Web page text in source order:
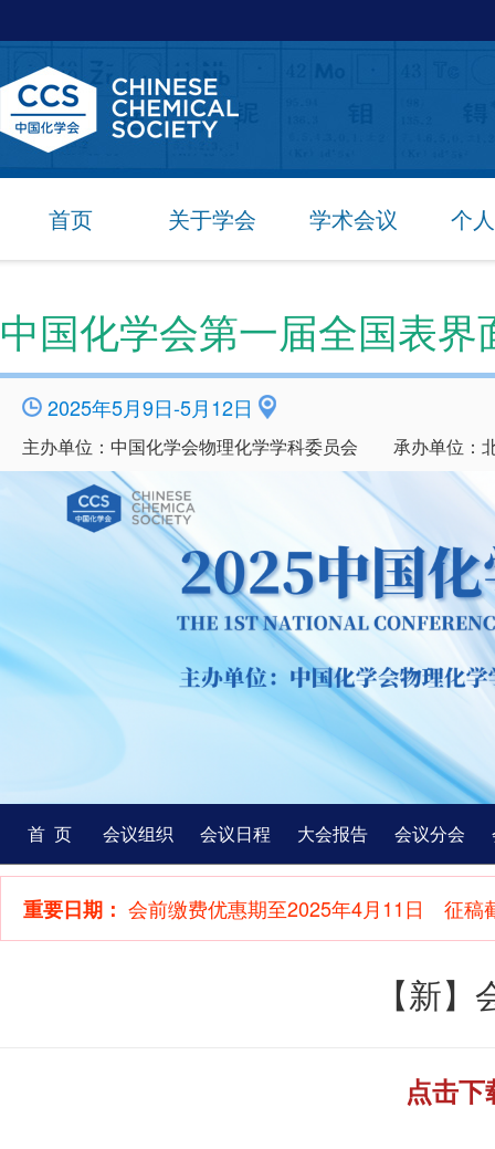
首页 关于学会 学术会议 个
中国化学会第一届全国表界
2025年5月9日-5月12日
主办单位：中国化学会物理化学学科委员会 承办单位：
首 页 会议组织 会议日程 大会报告 会议分会
重要日期： 会前缴费优惠期至2025年4月11日 征稿
【新
点击下